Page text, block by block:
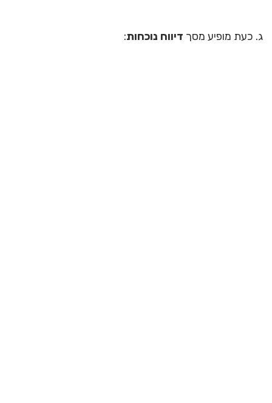
ג. כעת מופיע מסך דיווח נוכחות: